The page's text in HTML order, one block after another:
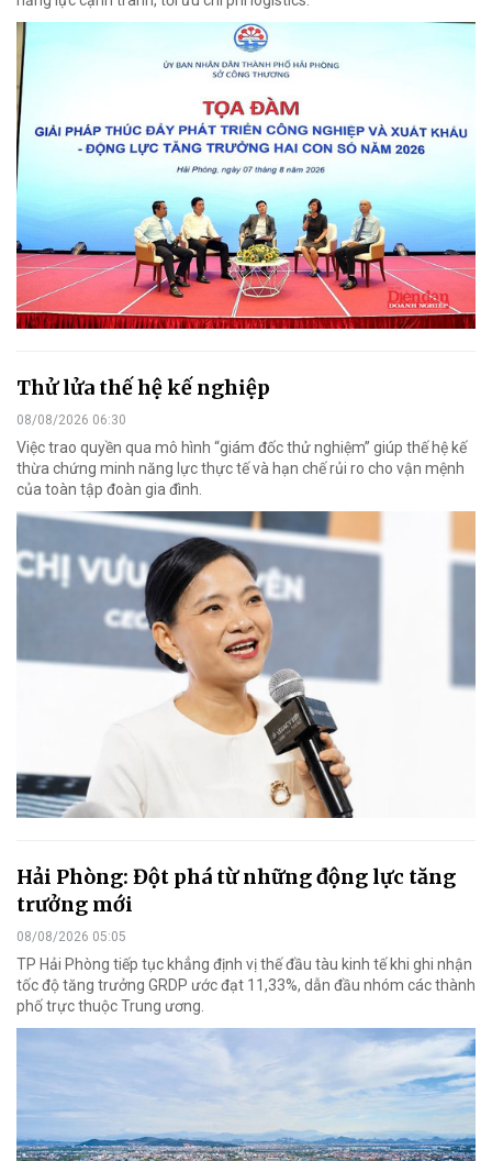
Thử lửa thế hệ kế nghiệp
08/08/2026 06:30
Việc trao quyền qua mô hình “giám đốc thử nghiệm” giúp thế hệ kế
thừa chứng minh năng lực thực tế và hạn chế rủi ro cho vận mệnh
của toàn tập đoàn gia đình.
Hải Phòng: Đột phá từ những động lực tăng
trưởng mới
08/08/2026 05:05
TP Hải Phòng tiếp tục khẳng định vị thế đầu tàu kinh tế khi ghi nhận
tốc độ tăng trưởng GRDP ước đạt 11,33%, dẫn đầu nhóm các thành
phố trực thuộc Trung ương.